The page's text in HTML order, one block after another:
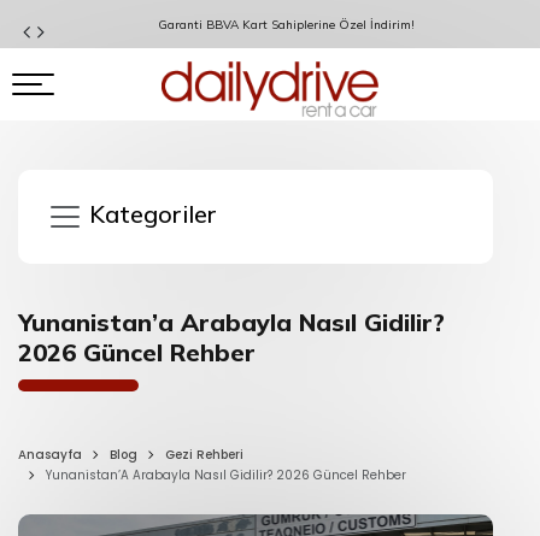
Garanti BBVA Kart Sahiplerine Özel İndirim!
Yunanistan’a Arabayla Nasıl Gidilir?
2026 Güncel Rehber
Anasayfa Blog
Gezi Rehberi
Yunanistan’A Arabayla Nasıl Gidilir? 2026 Güncel Rehber
Kategoriler